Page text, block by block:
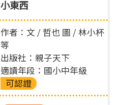
小東西
作者：文 / 哲也 圖 / 林小杯
等
出版社：親子天下
適讀年段：國小中年級
可認證